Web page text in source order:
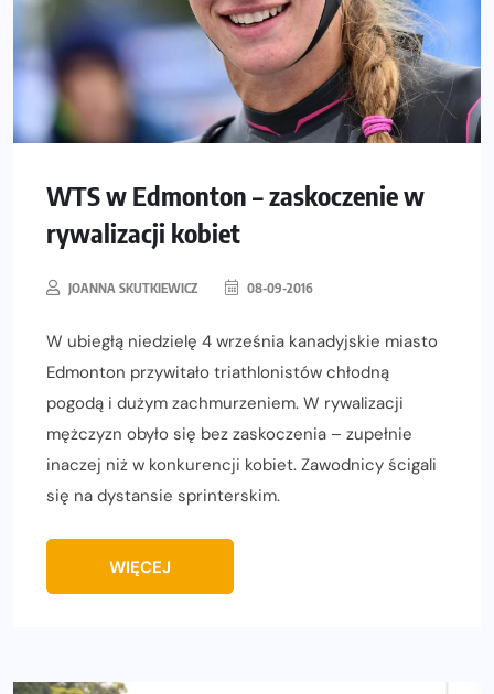
WTS w Edmonton – zaskoczenie w
rywalizacji kobiet
JOANNA SKUTKIEWICZ 08-09-2016
W ubiegłą niedzielę 4 września kanadyjskie miasto
Edmonton przywitało triathlonistów chłodną
pogodą i dużym zachmurzeniem. W rywalizacji
mężczyzn obyło się bez zaskoczenia – zupełnie
inaczej niż w konkurencji kobiet. Zawodnicy ścigali
się na dystansie sprinterskim.
WIĘCEJ